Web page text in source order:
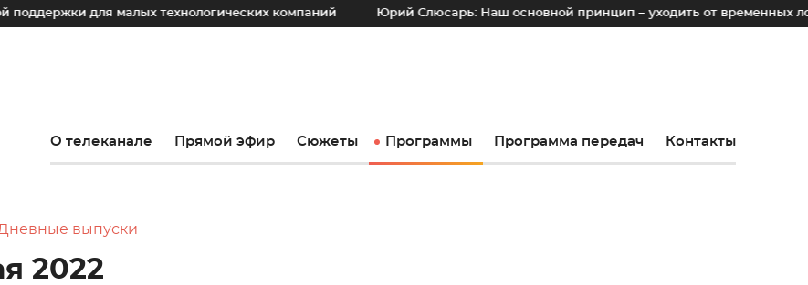
для малых технологических компаний Юрий Слюсарь: Наш основной принцип – уходить от временных лотков,
О телеканале Прямой эфир Сюжеты Программы Программа передач Контакты
выпуски
2022